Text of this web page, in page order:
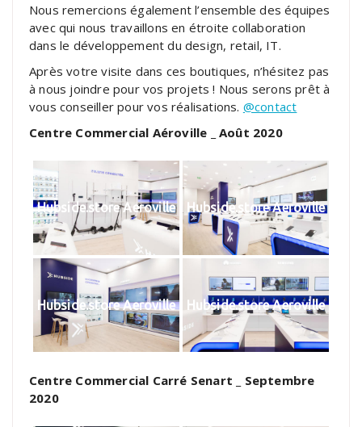
Nous remercions également l’ensemble des équipes
avec qui nous travaillons en étroite collaboration
dans le développement du design, retail, IT.
Après votre visite dans ces boutiques, n’hésitez pas
à nous joindre pour vos projets ! Nous serons prêt à
vous conseiller pour vos réalisations. @contact
Centre Commercial Aéroville _ Août 2020
Hubside.store Aeroville Hubside.store Aeroville
Hubside.store Aeroville Hubside.store Aeroville
Centre Commercial Carré Senart _ Septembre
2020